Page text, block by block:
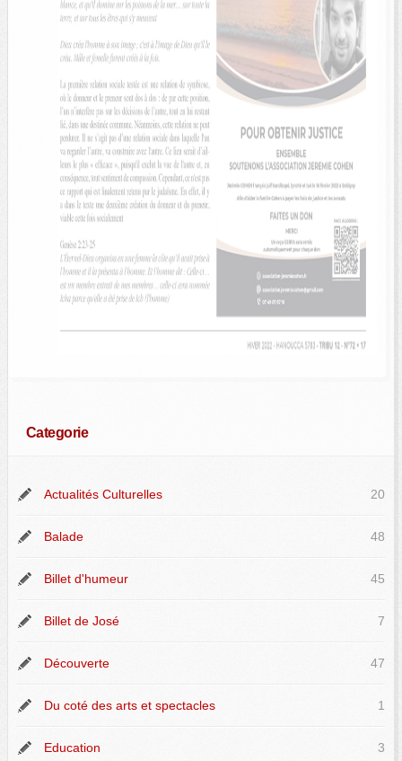
Categorie
Actualités Culturelles 20
Balade 48
Billet d'humeur 45
Billet de José 7
Découverte 47
Du coté des arts et spectacles 1
Education 3